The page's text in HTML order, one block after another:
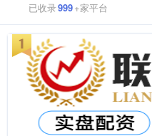
已收录999+家平台